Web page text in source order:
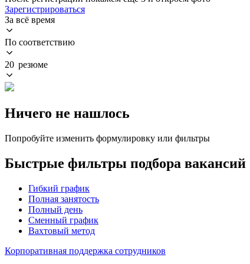
Зарегистрироваться
За всё время
По соответствию
20 резюме
Ничего не нашлось
Попробуйте изменить формулировку или фильтры
Быстрые фильтры подбора вакансий
Гибкий график
Полная занятость
Полный день
Сменный график
Вахтовый метод
Корпоративная поддержка сотрудников